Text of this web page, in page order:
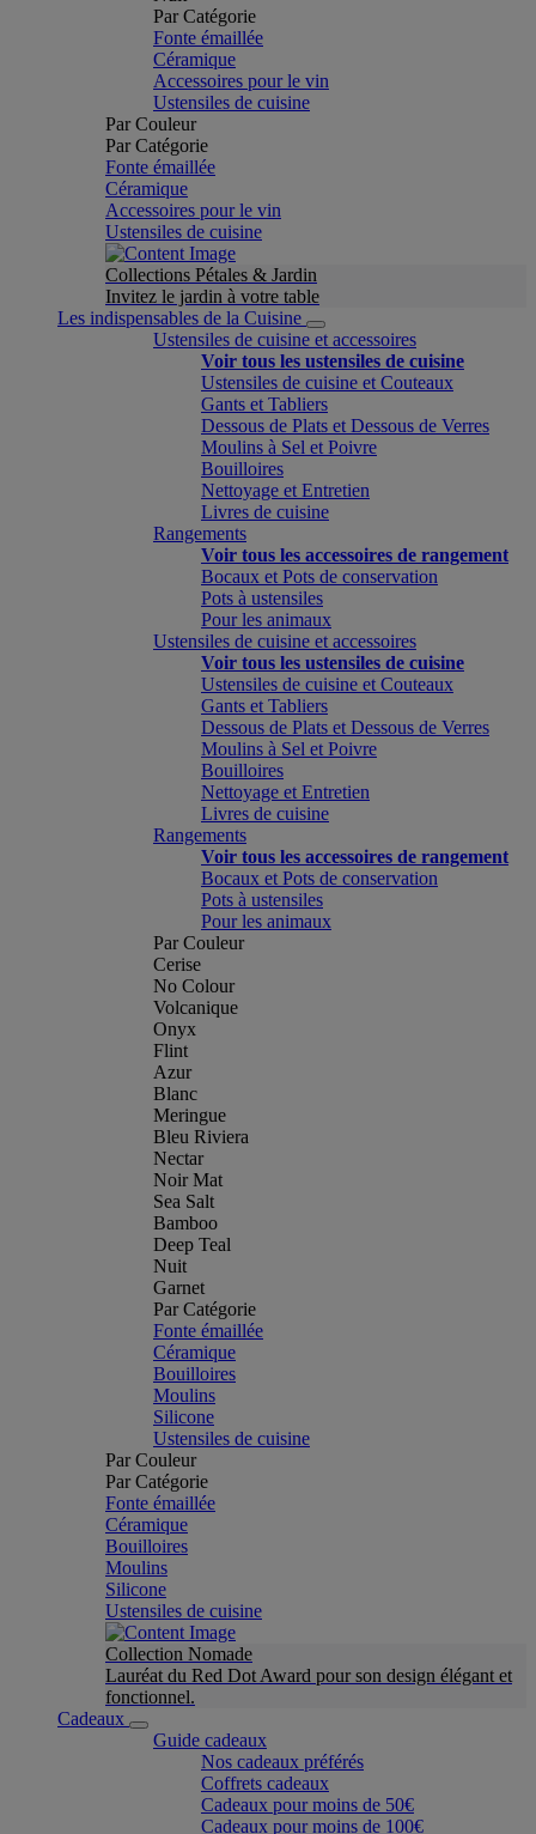
Par Catégorie
Fonte émaillée
Céramique
Accessoires pour le vin
Ustensiles de cuisine
Par Couleur
Par Catégorie
Fonte émaillée
Céramique
Accessoires pour le vin
Ustensiles de cuisine
Collections Pétales & Jardin
Invitez le jardin à votre table
Les indispensables de la Cuisine
Ustensiles de cuisine et accessoires
Voir tous les ustensiles de cuisine
Ustensiles de cuisine et Couteaux
Gants et Tabliers
Dessous de Plats et Dessous de Verres
Moulins à Sel et Poivre
Bouilloires
Nettoyage et Entretien
Livres de cuisine
Rangements
Voir tous les accessoires de rangement
Bocaux et Pots de conservation
Pots à ustensiles
Pour les animaux
Ustensiles de cuisine et accessoires
Voir tous les ustensiles de cuisine
Ustensiles de cuisine et Couteaux
Gants et Tabliers
Dessous de Plats et Dessous de Verres
Moulins à Sel et Poivre
Bouilloires
Nettoyage et Entretien
Livres de cuisine
Rangements
Voir tous les accessoires de rangement
Bocaux et Pots de conservation
Pots à ustensiles
Pour les animaux
Par Couleur
Cerise
No Colour
Volcanique
Onyx
Flint
Azur
Blanc
Meringue
Bleu Riviera
Nectar
Noir Mat
Sea Salt
Bamboo
Deep Teal
Nuit
Garnet
Par Catégorie
Fonte émaillée
Céramique
Bouilloires
Moulins
Silicone
Ustensiles de cuisine
Par Couleur
Par Catégorie
Fonte émaillée
Céramique
Bouilloires
Moulins
Silicone
Ustensiles de cuisine
Collection Nomade
Lauréat du Red Dot Award pour son design élégant et
fonctionnel.
Cadeaux
Guide cadeaux
Nos cadeaux préférés
Coffrets cadeaux
Cadeaux pour moins de 50€
Cadeaux pour moins de 100€